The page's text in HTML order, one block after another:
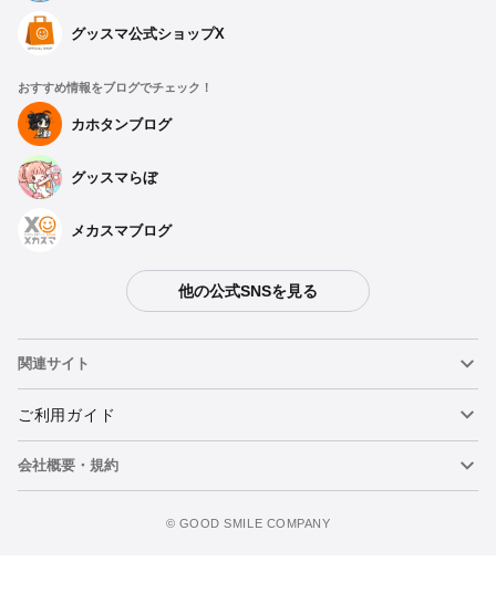
グッスマ公式ショップX
おすすめ情報をブログでチェック！
カホタンブログ
グッスマらぼ
メカスマブログ
他の公式SNSを見る
関連サイト
ねんどろいど
ねんどろいどフェイスメーカー
ご利用ガイド
重要なお知らせ
会社概要・規約
©️ GOOD SMILE COMPANY